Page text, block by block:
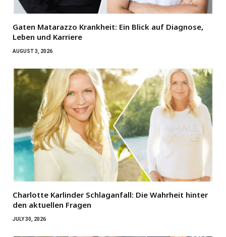
Gaten Matarazzo Krankheit: Ein Blick auf Diagnose,
Leben und Karriere
AUGUST 3, 2026
Charlotte Karlinder Schlaganfall: Die Wahrheit hinter
den aktuellen Fragen
JULY 30, 2026